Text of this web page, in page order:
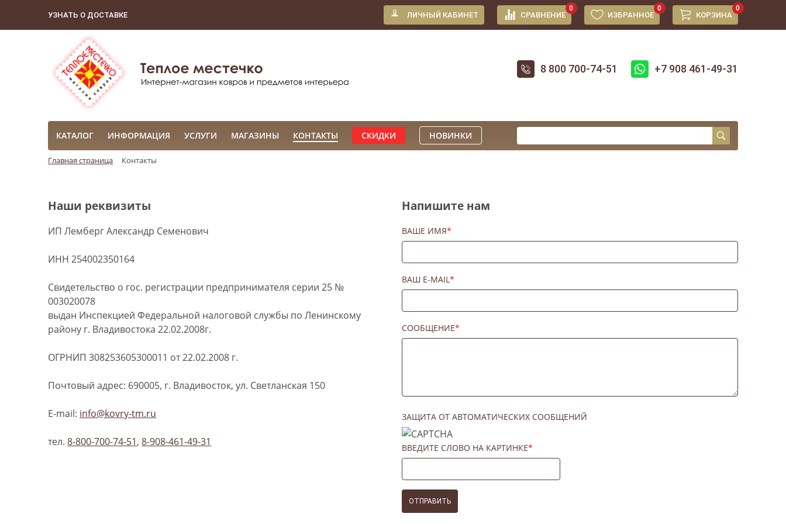
УЗНАТЬ О ДОСТАВКЕ ЛИЧНЫЙ КАБИНЕТ СРАВНЕНИЕ
0
ИЗБРАННОЕ
0
КОРЗИНА
0
8 800 700-74-51 +7 908 461-49-31
КАТАЛОГ ИНФОРМАЦИЯ УСЛУГИ МАГАЗИНЫ КОНТАКТЫ СКИДКИ НОВИНКИ
Главная страница Контакты
Наши реквизиты
ИП Лемберг Александр Семенович
ИНН 254002350164
Cвидетельство о гос. регистрации предпринимателя серии 25 №
003020078
выдан Инспекцией Федеральной налоговой службы по Ленинскому
району г. Владивостока 22.02.2008г.
ОГРНИП 308253605300011 от 22.02.2008 г.
Почтовый адрес: 690005, г. Владивосток, ул. Светланская 150
E-mail: info@kovry-tm.ru
тел.8-800-700-74-51,8-908-461-49-31
Напишите нам
ВАШЕ ИМЯ*
ВАШ E-MAIL*
СООБЩЕНИЕ*
ЗАЩИТА ОТ АВТОМАТИЧЕСКИХ СООБЩЕНИЙ
ВВЕДИТЕ СЛОВО НА КАРТИНКЕ*